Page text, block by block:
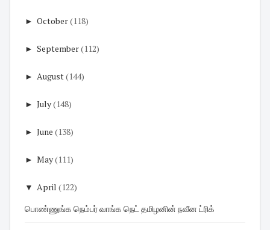
► October(118)
► September(112)
► August(144)
► July(148)
► June (138)
► May(111)
▼ April (122)
பொண்ணுங்க நெம்பர் வாங்க நெட் தமிழனின் நவீன ட்ரிக்